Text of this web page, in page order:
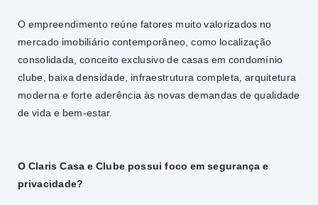
O empreendimento reúne fatores muito valorizados no
mercado imobiliário contemporâneo, como localização
consolidada, conceito exclusivo de casas em condomínio
clube, baixa densidade, infraestrutura completa, arquitetura
moderna e forte aderência às novas demandas de qualidade
de vida e bem-estar.
O Claris Casa e Clube possui foco em segurança e
privacidade?